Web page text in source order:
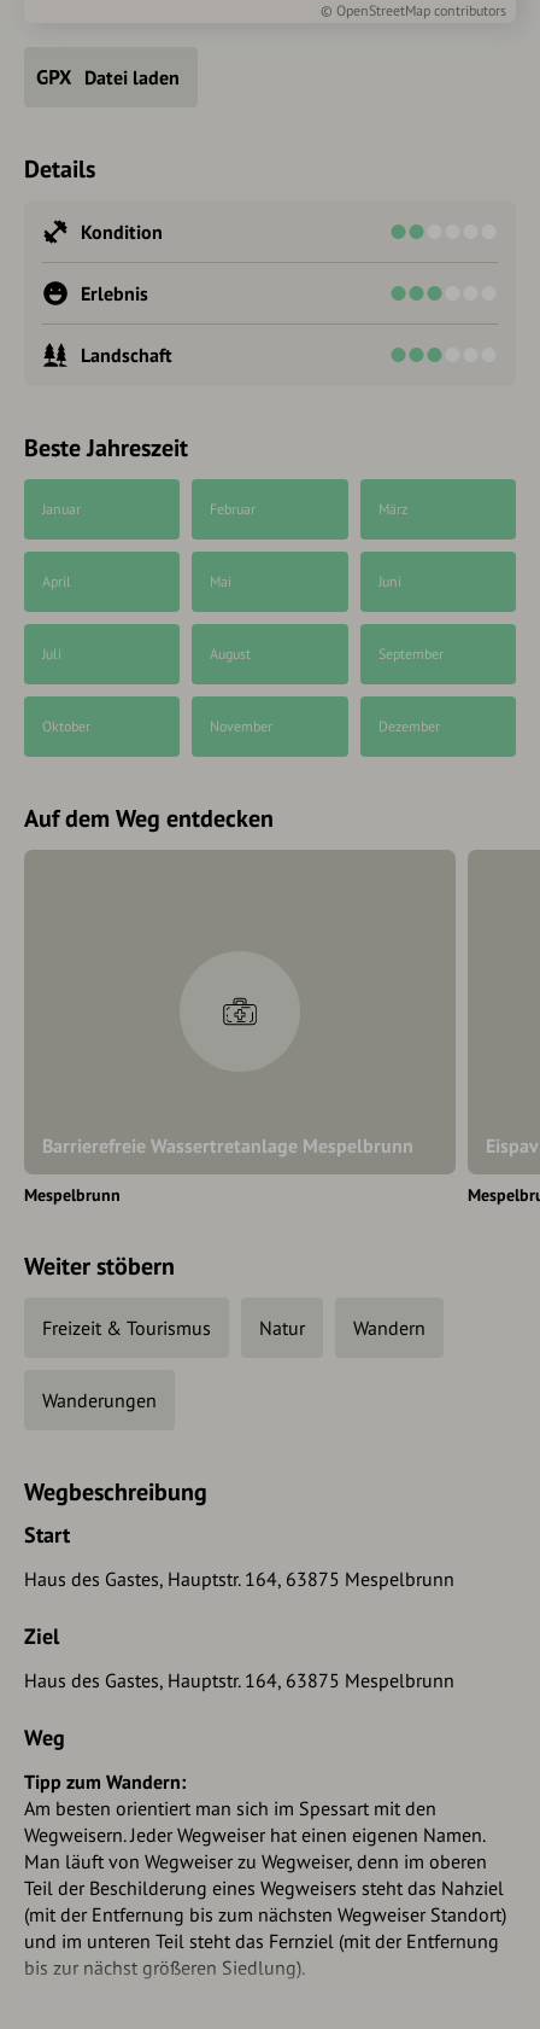
© OpenStreetMap contributors
Datei laden
Details
Kondition
Erlebnis
Landschaft
Beste Jahreszeit
Januar Februar März
April Mai Juni
Juli August September
Oktober November Dezember
Auf dem Weg entdecken
Barrierefreie Wassertretanlage Mespelbrunn
Mespelbrunn
Weiter stöbern
Freizeit & Tourismus Natur Wandern
Wanderungen
Wegbeschreibung
Start
Haus des Gastes, Hauptstr. 164, 63875 Mespelbrunn
Ziel
Haus des Gastes, Hauptstr. 164, 63875 Mespelbrunn
Weg
Tipp zum Wandern:
Am besten orientiert man sich im Spessart mit den
Wegweisern. Jeder Wegweiser hat einen eigenen Namen.
Man läuft von Wegweiser zu Wegweiser, denn im oberen
Teil der Beschilderung eines Wegweisers steht das Nahziel
(mit der Entfernung bis zum nächsten Wegweiser Standort)
und im unteren Teil steht das Fernziel (mit der Entfernung
bis zur nächst größeren Siedlung).